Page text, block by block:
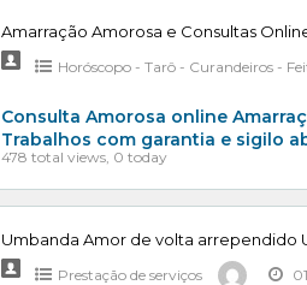
Amarração Amorosa e Consultas
Horóscopo - Tarô - Curandeiros -
Consulta Amorosa online
Trabalhos com garantia e sigilo
478 total views, 0 today
Umbanda Amor de volta arrependido
Prestação de serviços